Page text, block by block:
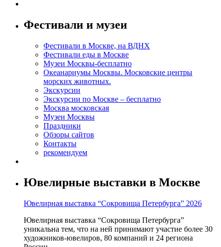
Фестивали и музеи
Фестивали в Москве, на ВДНХ
Фестивали еды в Москве
Музеи Москвы-бесплатно
Океанариумы Москвы. Московские центры
морских животных.
Экскурсии
Экскурсии по Москве – бесплатно
Москва московская
Музеи Москвы
Праздники
Обзоры сайтов
Контакты
рекомендуем
Ювелирные выставки в Москве
Ювелирная выставка “Сокровища Петербурга” 2026
Ювелирная выставка “Сокровища Петербурга”
уникальна тем, что на ней принимают участие более 30
художников-ювелиров, 80 компаний и 24 региона